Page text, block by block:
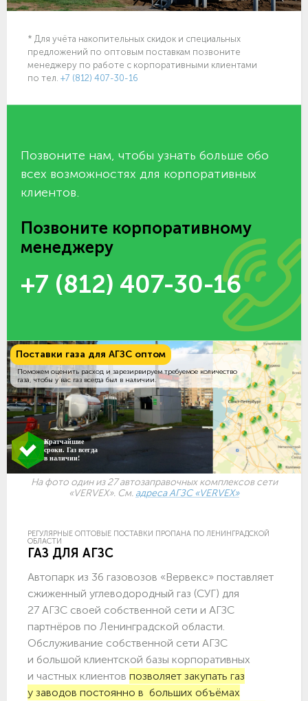
* Для учёта накопительных скидок и специальных
предложений по оптовым поставкам позвоните
менеджеру по работе с корпоративными клиентами
по тел. +7 (812) 407-30-16
Позвоните нам, чтобы узнать больше обо
всех возможностях для корпоративных
клиентов.
Позвоните корпоративному
менеджеру
+7 (812) 407-30-16
Поставки газа для АГЗС оптом
Поможем оценить расход и зарезирвируем требуемое количество
газа, чтобы у вас газ всегда был в наличии.
Кратчайшие
сроки. Газ всегда
в наличии!
На фото один из 27 автозаправочных комплексов сети
«VERVEX». См. адреса АГЗС «VERVEX»
РЕГУЛЯРНЫЕ ОПТОВЫЕ ПОСТАВКИ ПРОПАНА ПО ЛЕНИНГРАДСКОЙ
ОБЛАСТИ
ГАЗ ДЛЯ АГЗС
Автопарк из 36 газовозов «Вервекс» поставляет
сжиженный углеводородный газ (СУГ) для
27 АГЗС своей собственной сети и АГЗС
партнёров по Ленинградской области.
Обслуживание собственной сети АГЗС
и большой клиентской базы корпоративных
и частных клиентов позволяет закупать газ
у заводов постоянно в больших объёмах